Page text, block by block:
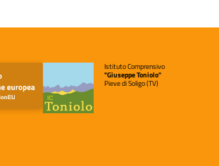
Istituto Comprensivo
"Giuseppe Toniolo"
Pieve di Soligo (TV)